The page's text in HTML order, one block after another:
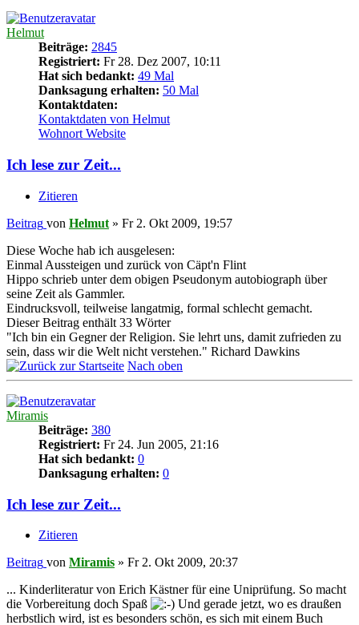
Helmut
Beiträge: 2845
Registriert: Fr 28. Dez 2007, 10:11
Hat sich bedankt: 49 Mal
Danksagung erhalten: 50 Mal
Kontaktdaten:
Kontaktdaten von Helmut
Wohnort Website
Ich lese zur Zeit...
Zitieren
Beitrag von Helmut » Fr 2. Okt 2009, 19:57
Diese Woche hab ich ausgelesen:
Einmal Aussteigen und zurück von Cäpt'n Flint
Hippo schrieb unter dem obigen Pseudonym autobiograph über
seine Zeit als Gammler.
Eindrucksvoll, teilweise langatmig, formal schlecht gemacht.
Dieser Beitrag enthält 33 Wörter
"Ich bin ein Gegner der Religion. Sie lehrt uns, damit zufrieden zu
sein, dass wir die Welt nicht verstehen." Richard Dawkins
Nach oben
Miramis
Beiträge: 380
Registriert: Fr 24. Jun 2005, 21:16
Hat sich bedankt: 0
Danksagung erhalten: 0
Ich lese zur Zeit...
Zitieren
Beitrag von Miramis » Fr 2. Okt 2009, 20:37
... Kinderliteratur von Erich Kästner für eine Uniprüfung. So macht
die Vorbereitung doch Spaß
Und gerade jetzt, wo es draußen
herbstlich wird, ist es besonders schön, es sich mit einem Buch